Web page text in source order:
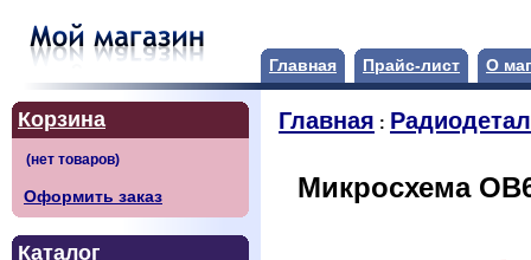
Главная Прайс-лист О
Корзина
Оформить заказ
Каталог
Главная :
Микросхема